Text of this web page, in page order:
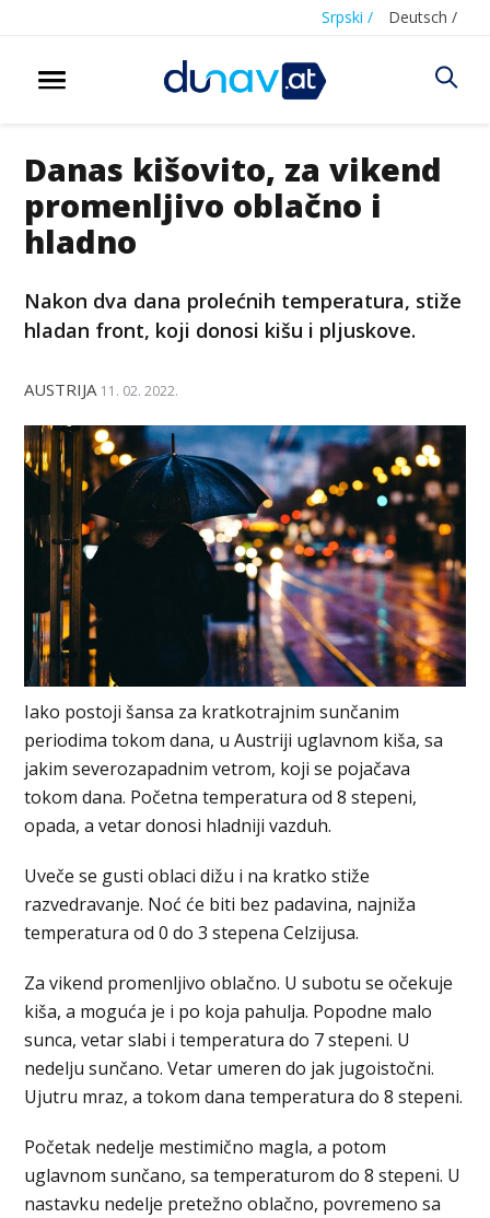
Srpski / Deutsch /
Danas kišovito, za vikend
promenljivo oblačno i
hladno
Nakon dva dana prolećnih temperatura, stiže
hladan front, koji donosi kišu i pljuskove.
AUSTRIJA 11. 02. 2022.
Iako postoji šansa za kratkotrajnim sunčanim
periodima tokom dana, u Austriji uglavnom kiša, sa
jakim severozapadnim vetrom, koji se pojačava
tokom dana. Početna temperatura od 8 stepeni,
opada, a vetar donosi hladniji vazduh.
Uveče se gusti oblaci dižu i na kratko stiže
razvedravanje. Noć će biti bez padavina, najniža
temperatura od 0 do 3 stepena Celzijusa.
Za vikend promenljivo oblačno. U subotu se očekuje
kiša, a moguća je i po koja pahulja. Popodne malo
sunca, vetar slabi i temperatura do 7 stepeni. U
nedelju sunčano. Vetar umeren do jak jugoistočni.
Ujutru mraz, a tokom dana temperatura do 8 stepeni.
Početak nedelje mestimično magla, a potom
uglavnom sunčano, sa temperaturom do 8 stepeni. U
nastavku nedelje pretežno oblačno, povremeno sa